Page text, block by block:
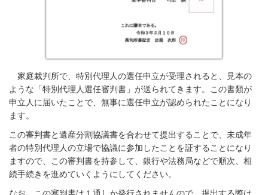
家庭裁判所で、特別代理人の選任申立が受理されると、見本の
ような「特別代理人選任審判書」が送られてきます。この書類が
申立人に届いたことで、無事に選任申立が認められたことになり
ます。
この審判書と遺産分割協議書を合わせて提出することで、未成年
者の特別代理人の立場で協議に参加したことを証することになり
ますので、この審判書を持参して、銀行や法務局などで順次、相
続手続きを進めていくようにしてください。